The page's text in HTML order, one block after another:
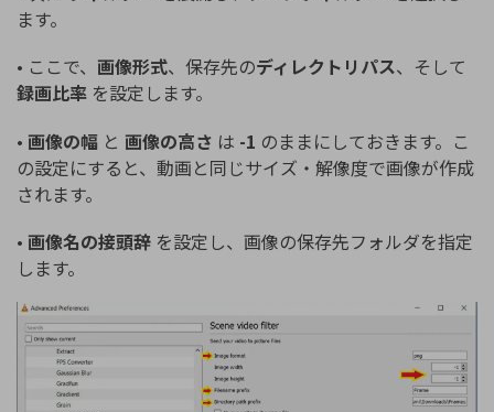
ます。
• ここで、 画像形式、保存先のディレクトリパス、そして
録画比率 を設定します。
• 画像の幅 と 画像の高さ は -1 のままにしておきます。こ
の設定にすると、動画と同じサイズ・解像度で画像が作成
されます。
• 画像名の接頭辞 を設定し、画像の保存先フォルダを指定
します。